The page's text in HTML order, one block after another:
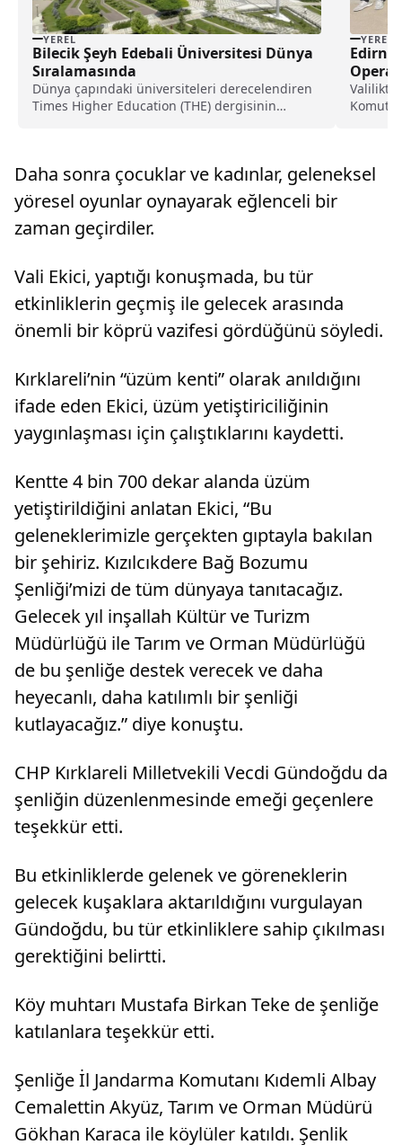
YEREL
Bilecik Şeyh Edebali Üniversitesi Dünya
Sıralamasında
Dünya çapındaki üniversiteleri derecelendiren
Times Higher Education (THE) dergisinin
YEREL
Daha sonra çocuklar ve kadınlar, geleneksel
yöresel oyunlar oynayarak eğlenceli bir
zaman geçirdiler.
Vali Ekici, yaptığı konuşmada, bu tür
etkinliklerin geçmiş ile gelecek arasında
önemli bir köprü vazifesi gördüğünü söyledi.
Kırklareli’nin “üzüm kenti” olarak anıldığını
ifade eden Ekici, üzüm yetiştiriciliğinin
yaygınlaşması için çalıştıklarını kaydetti.
Kentte 4 bin 700 dekar alanda üzüm
yetiştirildiğini anlatan Ekici, “Bu
geleneklerimizle gerçekten gıptayla bakılan
bir şehiriz. Kızılcıkdere Bağ Bozumu
Şenliği’mizi de tüm dünyaya tanıtacağız.
Gelecek yıl inşallah Kültür ve Turizm
Müdürlüğü ile Tarım ve Orman Müdürlüğü
de bu şenliğe destek verecek ve daha
heyecanlı, daha katılımlı bir şenliği
kutlayacağız.” diye konuştu.
CHP Kırklareli Milletvekili Vecdi Gündoğdu da
şenliğin düzenlenmesinde emeği geçenlere
teşekkür etti.
Bu etkinliklerde gelenek ve göreneklerin
gelecek kuşaklara aktarıldığını vurgulayan
Gündoğdu, bu tür etkinliklere sahip çıkılması
gerektiğini belirtti.
Köy muhtarı Mustafa Birkan Teke de şenliğe
katılanlara teşekkür etti.
Şenliğe İl Jandarma Komutanı Kıdemli Albay
Cemalettin Akyüz, Tarım ve Orman Müdürü
Gökhan Karaca ile köylüler katıldı. Şenlik